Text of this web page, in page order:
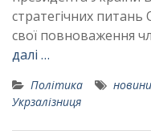
стратегічних
свої повноваження
далі …
Політика
Укрзалізниця